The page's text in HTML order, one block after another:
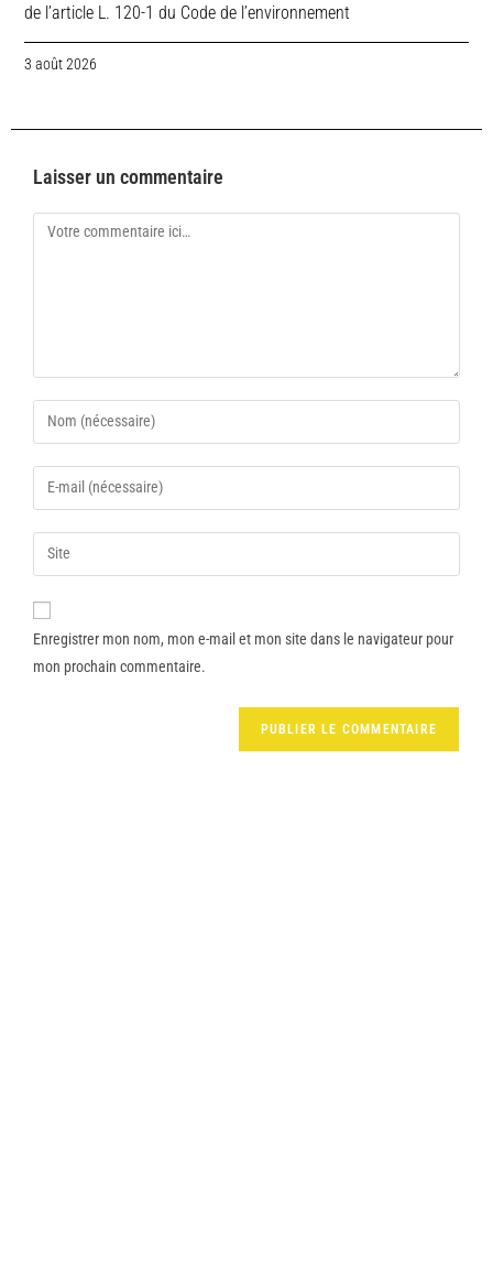
de l’article L. 120-1 du Code de l’environnement
3 août 2026
Laisser un commentaire
Enregistrer mon nom, mon e-mail et mon site dans le navigateur pour
mon prochain commentaire.